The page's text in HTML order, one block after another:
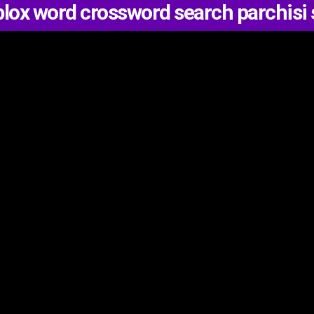
word crossword search parchisi